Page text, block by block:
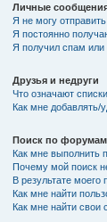
Личные
Я не могу
Я постоянно
Я получил спам или
Друзья и недруги
Что означают
Как мне добавлять/
Поиск по форумам
Как мне выполнить
Почему мой поиск
В результате моего
Как мне найти
Как мне найти